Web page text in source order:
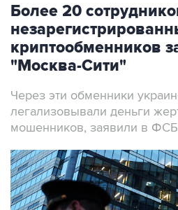
Более 20
криптообменников
"Москва-Сити"
Через эти обменники
легализовывали деньги
мошенников, заявили в ФСБ